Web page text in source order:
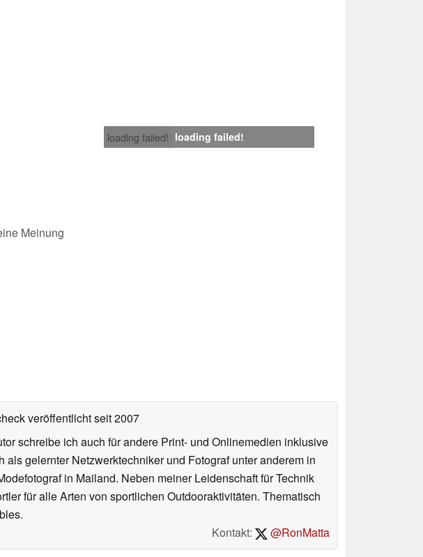
loading failed! loading failed!
Meinung
veröffentlichtseit 2007
schreibe ich auch für andere Print- und Onlinemedien inklusive
gelernter Netzwerktechniker und Fotograf unter anderem in
in Mailand. Neben meiner Leidenschaft für Technik
für alle Arten von sportlichen Outdooraktivitäten. Thematisch
Kontakt:
@RonMatta